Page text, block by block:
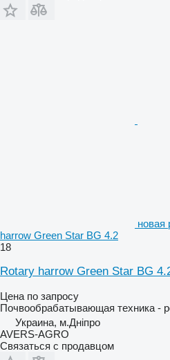
новая
harrow Green Star BG 4.2
18
Rotary harrow Green Star BG
Цена по запросу
Почвообрабатывающая техника -
Украина, м.Дніпро
AVERS-AGRO
Связаться с продавцом